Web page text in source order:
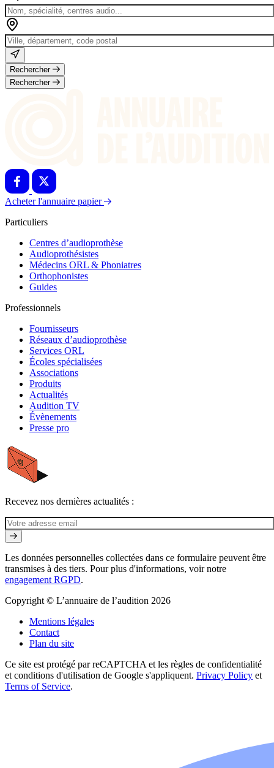
Rechercher
Rechercher
Acheter l'annuaire papier
Particuliers
Centres d’audioprothèse
Audioprothésistes
Médecins ORL & Phoniatres
Orthophonistes
Guides
Professionnels
Fournisseurs
Réseaux d’audioprothèse
Services ORL
Écoles spécialisées
Associations
Produits
Actualités
Audition TV
Évènements
Presse pro
Recevez nos dernières actualités :
Les données personnelles collectées dans ce formulaire peuvent être
transmises à des tiers. Pour plus d'informations, voir notre
engagement RGPD.
Copyright © L’annuaire de l’audition 2026
Mentions légales
Contact
Plan du site
Ce site est protégé par reCAPTCHA et les règles de confidentialité
et conditions d'utilisation de Google s'appliquent. Privacy Policy et
Terms of Service.